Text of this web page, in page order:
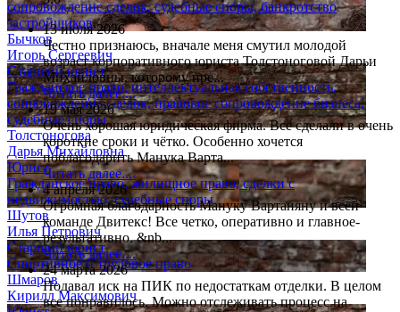
сопровождение сделок, судебные споры, банкротство
застройщиков
Бычков
Игорь Сергеевич
Старший юрист
Гражданское право, интеллектуальная собственность,
сопровождение сделок, правовое сопровождение бизнеса,
судебные споры
Толстоногова
Дарья Михайловна
Юрист
Гражданское право, жилищное право, сделки с
недвижимостью, судебные споры
Шутов
Илья Петрович
Старший юрист
Спортивное и трудовое право
Шмаров
Кирилл Максимович
13 июля 2026
Честно признаюсь, вначале меня смутил молодой
возраст корпоративного юриста Толстоноговой Дарьи
Михайловны, которому пре...
Читать далее....
19 мая 2026
Очень хорошая юридическая фирма. Всё сделали в очень
короткие сроки и чётко. Особенно хочется
поблагодарить Манука Варта...
Читать далее....
4 апреля 2026
Огромная благодарность Мануку Вартаняну и всей
команде Двитекс! Все четко, оперативно и главное-
результативно. &nb...
Читать далее....
24 марта 2026
Подавал иск на ПИК по недостаткам отделки. В целом
все понравилось. Можно отслеживать процесс на